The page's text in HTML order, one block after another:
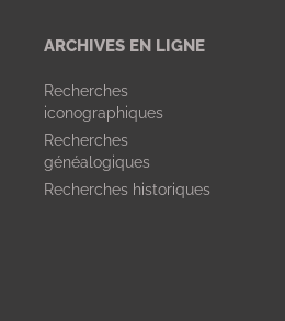
ARCHIVES EN LIGNE
Recherches
iconographiques
Recherches
généalogiques
Recherches historiques